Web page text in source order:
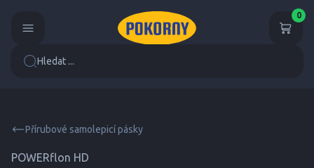
Hledat ...
0
Přírubové samolepicí pásky
POWERflon HD